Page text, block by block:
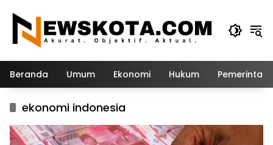
konten
Beranda Umum Ekonomi Hukum
ekonomi indonesia